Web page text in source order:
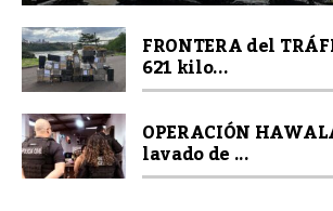
FRONTERA del
621 kilo...
OPERACIÓN
lavado de ...